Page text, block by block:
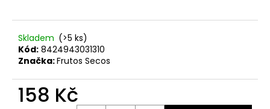
Skladem (>5 ks)
Kód: 8424943031310
Značka:Frutos Secos
158 Kč
D
o
p